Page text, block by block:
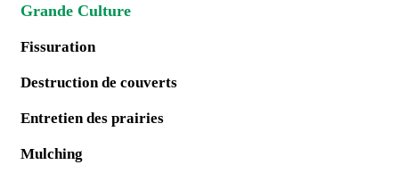
Grande Culture
Fissuration
Destruction de couverts
Entretien des prairies
Mulching